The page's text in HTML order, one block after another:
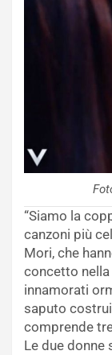
“Siamo la
canzoni più
Mori, che
concetto
innamorati
saputo
comprende
Le due donne